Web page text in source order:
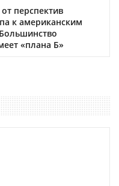
перспектив
к американским
«плана Б»